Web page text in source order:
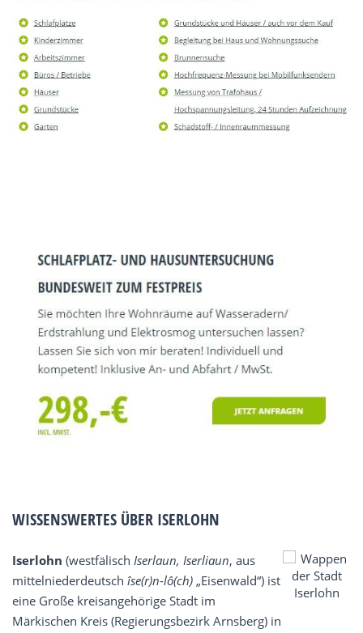
WISSENSWERTES ÜBER ISERLOHN
Iserlohn (westfälisch Iserlaun, Iserliaun, aus
mittelniederdeutsch îse(r)n-lô(ch) „Eisenwald“) ist
eine Große kreisangehörige Stadt im
Märkischen Kreis (Regierungsbezirk Arnsberg) in